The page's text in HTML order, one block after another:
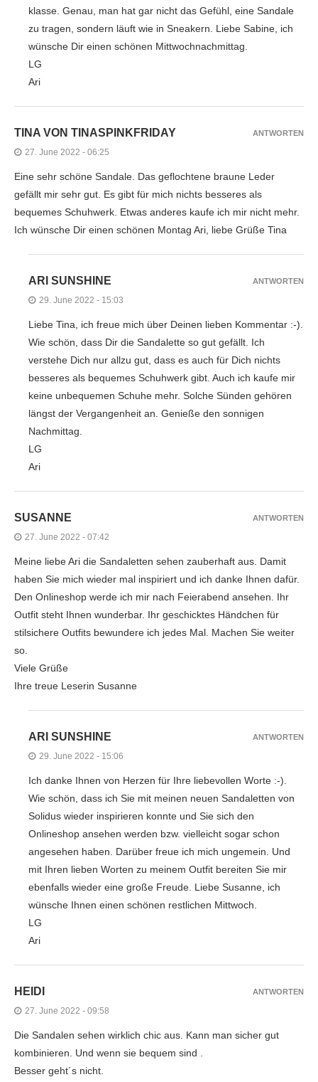
klasse. Genau, man hat gar nicht das Gefühl, eine Sandale
zu tragen, sondern läuft wie in Sneakern. Liebe Sabine, ich
wünsche Dir einen schönen Mittwochnachmittag.
LG
Ari
TINA VON TINASPINKFRIDAY
27. June 2022 - 06:25
Eine sehr schöne Sandale. Das geflochtene braune Leder
gefällt mir sehr gut. Es gibt für mich nichts besseres als
bequemes Schuhwerk. Etwas anderes kaufe ich mir nicht mehr.
Ich wünsche Dir einen schönen Montag Ari, liebe Grüße Tina
ANTWORTEN
ARI SUNSHINE
29. June 2022 - 15:03
Liebe Tina, ich freue mich über Deinen lieben Kommentar :-).
Wie schön, dass Dir die Sandalette so gut gefällt. Ich
verstehe Dich nur allzu gut, dass es auch für Dich nichts
besseres als bequemes Schuhwerk gibt. Auch ich kaufe mir
keine unbequemen Schuhe mehr. Solche Sünden gehören
längst der Vergangenheit an. Genieße den sonnigen
Nachmittag.
LG
Ari
ANTWORTEN
SUSANNE
27. June 2022 - 07:42
Meine liebe Ari die Sandaletten sehen zauberhaft aus. Damit
haben Sie mich wieder mal inspiriert und ich danke Ihnen dafür.
Den Onlineshop werde ich mir nach Feierabend ansehen. Ihr
Outfit steht Ihnen wunderbar. Ihr geschicktes Händchen für
stilsichere Outfits bewundere ich jedes Mal. Machen Sie weiter
so.
Viele Grüße
Ihre treue Leserin Susanne
ANTWORTEN
ARI SUNSHINE
29. June 2022 - 15:06
Ich danke Ihnen von Herzen für Ihre liebevollen Worte :-).
Wie schön, dass ich Sie mit meinen neuen Sandaletten von
Solidus wieder inspirieren konnte und Sie sich den
Onlineshop ansehen werden bzw. vielleicht sogar schon
angesehen haben. Darüber freue ich mich ungemein. Und
mit Ihren lieben Worten zu meinem Outfit bereiten Sie mir
ebenfalls wieder eine große Freude. Liebe Susanne, ich
wünsche Ihnen einen schönen restlichen Mittwoch.
LG
Ari
ANTWORTEN
HEIDI
27. June 2022 - 09:58
Die Sandalen sehen wirklich chic aus. Kann man sicher gut
kombinieren. Und wenn sie bequem sind .
Besser geht´s nicht.
ANTWORTEN